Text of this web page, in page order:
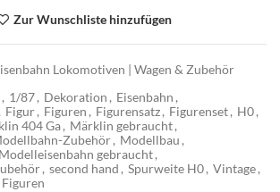
Zur Wunschliste hinzufügen
Lokomotiven | Wagen & Zubehör
, 1/87, Dekoration , Eisenbahn ,
Figur, Figuren , Figurensatz, Figurenset, H0,
404 Ga, Märklin gebraucht,
Zubehör, Modellbau ,
Modelleisenbahn gebraucht,
, second hand , Spurweite H0, Vintage,